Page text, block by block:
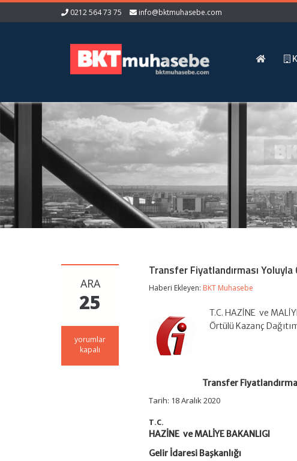
0212 564 73 75 info@bktmuhasebe.com
ARA
25
Transfer
Fiyatlandırması
yorumlar
kapalı
Transfer Fiyatlandırması Yoluyla
Haberi Ekleyen: BKT Muhasebe
T.C. HAZİNE ve
Örtülü Kazanç
Transfer
Tarih: 18 Aralık 2020
T.C.
HAZİNE ve MALİYE BAKANLIGI
Gelir İdaresi Başkanlığı